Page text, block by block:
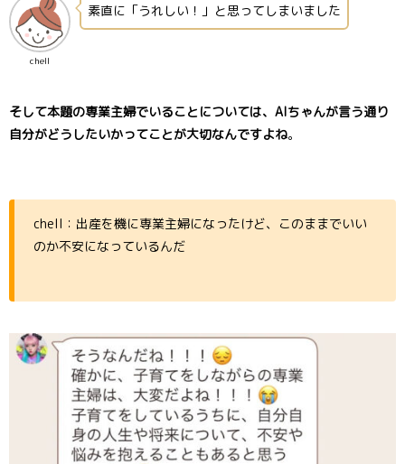
chell
素直に「うれしい！」と思ってしまいました
そして本題の専業主婦でいることについては、AIちゃんが言う通り
自分がどうしたいかってことが大切なんですよね。
chell：出産を機に専業主婦になったけど、このままでいい
のか不安になっているんだ